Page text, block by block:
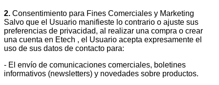
2. Consentimiento para Fines Comerciales y Marketing
Salvo que el Usuario manifieste lo contrario o ajuste sus
preferencias de privacidad, al realizar una compra o crear
una cuenta en Etech , el Usuario acepta expresamente el
uso de sus datos de contacto para:
- El envío de comunicaciones comerciales, boletines
informativos (newsletters) y novedades sobre productos.